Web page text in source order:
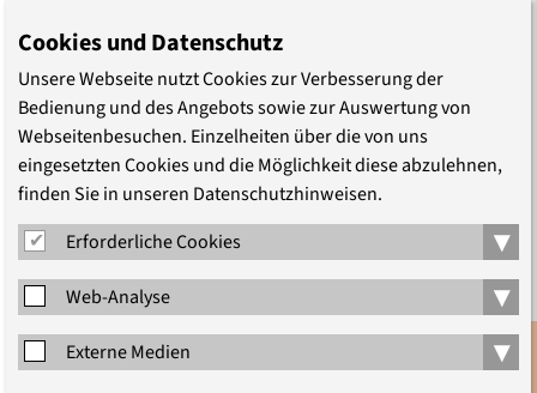
Deutschland interessant sein könnten.“
In diesem ersten Schritt sei es ihr in allererster Linie
darum gegangen, zuzuhören und zu verstehen, was
junge Menschen mit Fluchterfahrung bewegt und
welchen politischen Fragen sie sich nähern wollen, sagt
die Studienleiterin nach der Veranstaltung. „Dafür haben
wir viele verschiedene inhaltliche und methodische
Impulse aus der historisch-politischen Bildung, der
Antidiskriminierungsarbeit, der Körperarbeit und vieles
mehr gesetzt. Das Interesse und die eigenen
Cookies und Datenschutz
Unsere Webseite nutzt Cookies zur Verbesserung der
Bedienung und des Angebots sowie zur Auswertung von
Webseitenbesuchen. Einzelheiten über die von uns
eingesetzten Cookies und die Möglichkeit diese abzulehnen,
finden Sie in unseren Datenschutzhinweisen.
Erforderliche Cookies
▾
Web-Analyse ▾
Externe Medien ▾